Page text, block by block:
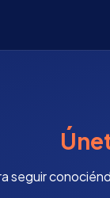
seguir